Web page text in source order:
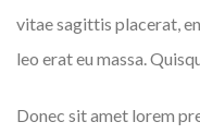
vitae sagittis placerat,
leo erat eu massa.
Donec sit amet lorem